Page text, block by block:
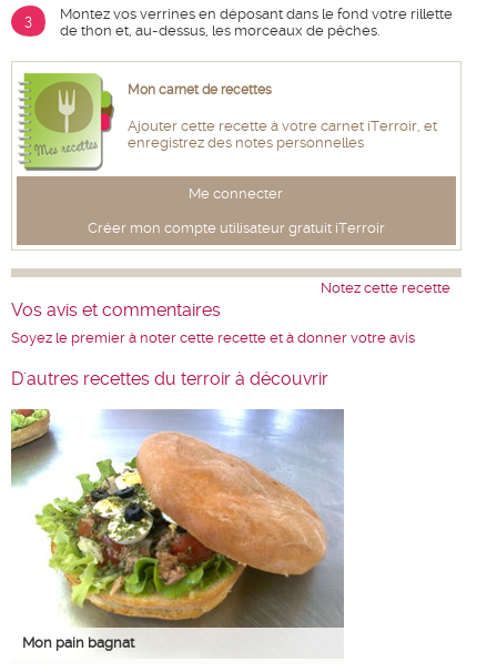
3
Montez vos verrines en déposant dans le fond votre rillette
de thon et, au-dessus, les morceaux de pêches.
Mon carnet de recettes
Ajouter cette recette à votre carnet iTerroir, et
enregistrez des notes personnelles
Me connecter
Créer mon compte utilisateur gratuit iTerroir
Notez cette recette
Vos avis et commentaires
Soyez le premier à noter cette recette et à donner votre avis
D'autres recettes du terroir à découvrir
Mon pain bagnat